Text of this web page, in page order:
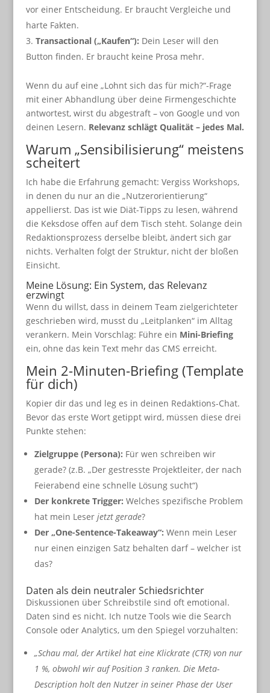
vor einer Entscheidung. Er braucht Vergleiche und
harte Fakten.
Transactional („Kaufen“): Dein Leser will den
Button finden. Er braucht keine Prosa mehr.
Wenn du auf eine „Lohnt sich das für mich?“-Frage
mit einer Abhandlung über deine Firmengeschichte
antwortest, wirst du abgestraft – von Google und von
deinen Lesern. Relevanz schlägt Qualität – jedes Mal.
Warum „Sensibilisierung“ meistens
scheitert
Ich habe die Erfahrung gemacht: Vergiss Workshops,
in denen du nur an die „Nutzerorientierung“
appellierst. Das ist wie Diät-Tipps zu lesen, während
die Keksdose offen auf dem Tisch steht. Solange dein
Redaktionsprozess derselbe bleibt, ändert sich gar
nichts. Verhalten folgt der Struktur, nicht der bloßen
Einsicht.
Meine Lösung: Ein System, das Relevanz
erzwingt
Wenn du willst, dass in deinem Team zielgerichteter
geschrieben wird, musst du „Leitplanken“ im Alltag
verankern. Mein Vorschlag: Führe ein Mini-Briefing
ein, ohne das kein Text mehr das CMS erreicht.
Mein 2-Minuten-Briefing (Template
für dich)
Kopier dir das und leg es in deinen Redaktions-Chat.
Bevor das erste Wort getippt wird, müssen diese drei
Punkte stehen:
Zielgruppe (Persona): Für wen schreiben wir
gerade? (z.B. „Der gestresste Projektleiter, der nach
Feierabend eine schnelle Lösung sucht“)
Der konkrete Trigger: Welches spezifische Problem
hat mein Leser jetzt gerade?
Der „One-Sentence-Takeaway“: Wenn mein Leser
nur einen einzigen Satz behalten darf – welcher ist
das?
Daten als dein neutraler Schiedsrichter
Diskussionen über Schreibstile sind oft emotional.
Daten sind es nicht. Ich nutze Tools wie die Search
Console oder Analytics, um den Spiegel vorzuhalten:
„Schau mal, der Artikel hat eine Klickrate (CTR) von nur
1 %, obwohl wir auf Position 3 ranken. Die Meta-
Description holt den Nutzer in seiner Phase der User